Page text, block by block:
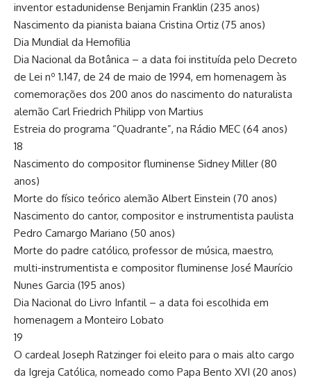
inventor estadunidense Benjamin Franklin (235 anos)
Nascimento da pianista baiana Cristina Ortiz (75 anos)
Dia Mundial da Hemofilia
Dia Nacional da Botânica – a data foi instituída pelo Decreto
de Lei nº 1.147, de 24 de maio de 1994, em homenagem às
comemorações dos 200 anos do nascimento do naturalista
alemão Carl Friedrich Philipp von Martius
Estreia do programa “Quadrante”, na Rádio MEC (64 anos)
18
Nascimento do compositor fluminense Sidney Miller (80
anos)
Morte do físico teórico alemão Albert Einstein (70 anos)
Nascimento do cantor, compositor e instrumentista paulista
Pedro Camargo Mariano (50 anos)
Morte do padre católico, professor de música, maestro,
multi-instrumentista e compositor fluminense José Maurício
Nunes Garcia (195 anos)
Dia Nacional do Livro Infantil – a data foi escolhida em
homenagem a Monteiro Lobato
19
O cardeal Joseph Ratzinger foi eleito para o mais alto cargo
da Igreja Católica, nomeado como Papa Bento XVI (20 anos)